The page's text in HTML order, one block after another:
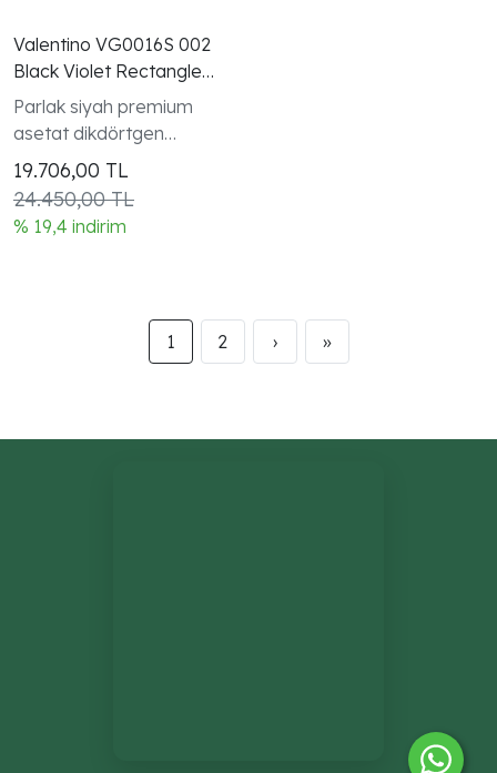
Valentino VG0016S 002
Black Violet Rectangle
Gunes Gozlugu
Parlak siyah premium
asetat dikdörtgen
çerçeve ve altın VLogo
Signature sap detayı
19.706,00 TL
24.450,00 TL
% 19,4 indirim
1 2 › »